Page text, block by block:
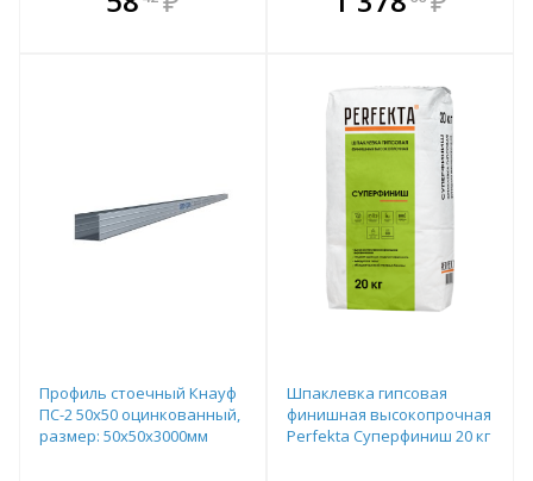
всегда выгоднее!
всегда выгоднее!
Профиль стоечный Кнауф
ПС-2 50х50 оцинкованный,
размер: 50х50х3000мм
Шпаклевка гипсовая
финишная высокопрочная
Perfekta Суперфиниш 20 кг